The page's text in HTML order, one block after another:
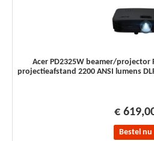
Acer PD2325W beamer/
projectieafstand 2200 ANSI lumens
€
Bestel nu